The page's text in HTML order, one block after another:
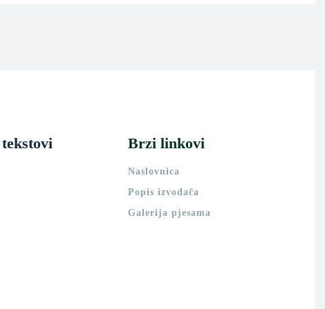
Brzi linkovi
Naslovnica
Popis izvođača
Galerija pjesama